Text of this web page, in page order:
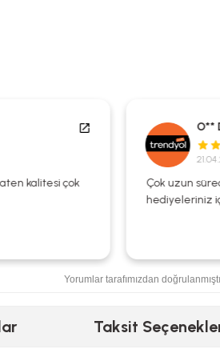
Çok uzun süredir kullanıyorum çok
hediyeleriniz için teşekkür
Yorumlar tarafımızdan
Taksit